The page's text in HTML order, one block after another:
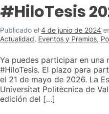
#HiloTesis
Publicado el 4 de junio de 2024
Actualidad, Eventos y Premios,
Ya puedes participar en una
#HiloTesis. El plazo para
el 21 de mayo de 2026. La
Universitat Politècnica de
edición del […]